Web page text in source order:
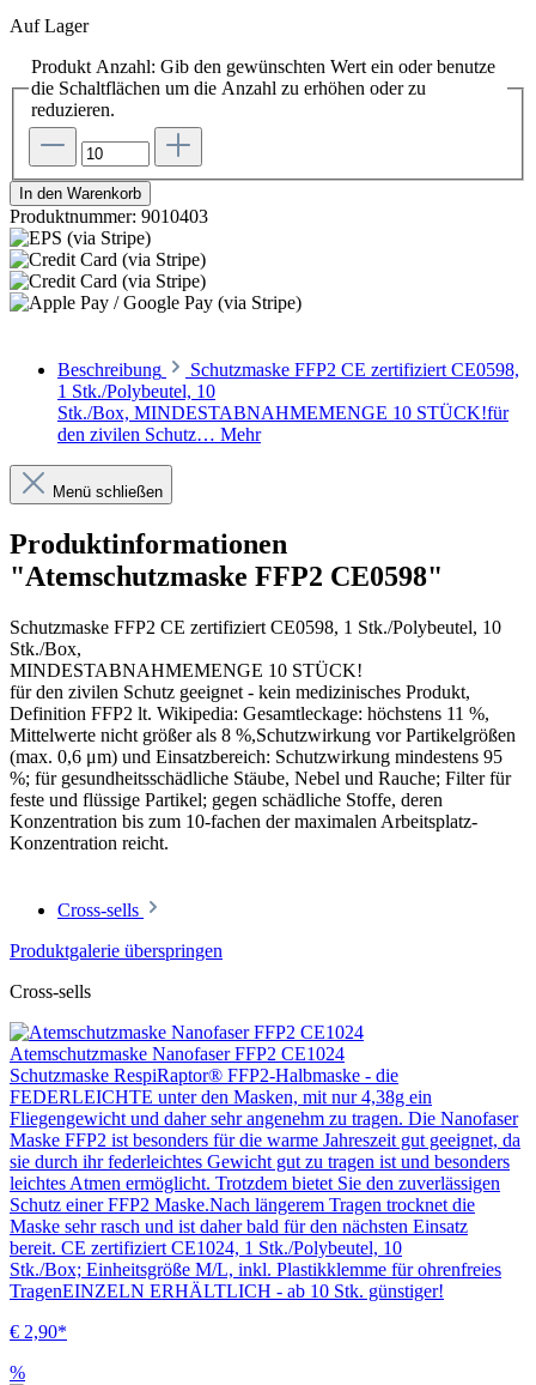
Auf Lager
Produkt Anzahl: Gib den gewünschten Wert ein oder benutze
die Schaltflächen um die Anzahl zu erhöhen oder zu
reduzieren.
In den Warenkorb
Produktnummer: 9010403
Beschreibung
Schutzmaske FFP2 CE zertifiziert CE0598,
1 Stk./Polybeutel, 10
Stk./Box, MINDESTABNAHMEMENGE 10 STÜCK!für
den zivilen Schutz… Mehr
Menü schließen
Produktinformationen
"Atemschutzmaske FFP2 CE0598"
Schutzmaske FFP2 CE zertifiziert CE0598, 1 Stk./Polybeutel, 10
Stk./Box,
MINDESTABNAHMEMENGE 10 STÜCK!
für den zivilen Schutz geeignet - kein medizinisches Produkt,
Definition FFP2 lt. Wikipedia: Gesamtleckage: höchstens 11 %,
Mittelwerte nicht größer als 8 %,Schutzwirkung vor Partikelgrößen
(max. 0,6 μm) und Einsatzbereich: Schutzwirkung mindestens 95
%; für gesundheitsschädliche Stäube, Nebel und Rauche; Filter für
feste und flüssige Partikel; gegen schädliche Stoffe, deren
Konzentration bis zum 10-fachen der maximalen Arbeitsplatz-
Konzentration reicht.
Cross-sells
Produktgalerie überspringen
Cross-sells
Atemschutzmaske Nanofaser FFP2 CE1024
Schutzmaske RespiRaptor® FFP2-Halbmaske - die
FEDERLEICHTE unter den Masken, mit nur 4,38g ein
Fliegengewicht und daher sehr angenehm zu tragen. Die Nanofaser
Maske FFP2 ist besonders für die warme Jahreszeit gut geeignet, da
sie durch ihr federleichtes Gewicht gut zu tragen ist und besonders
leichtes Atmen ermöglicht. Trotzdem bietet Sie den zuverlässigen
Schutz einer FFP2 Maske.Nach längerem Tragen trocknet die
Maske sehr rasch und ist daher bald für den nächsten Einsatz
bereit. CE zertifiziert CE1024, 1 Stk./Polybeutel, 10
Stk./Box; Einheitsgröße M/L, inkl. Plastikklemme für ohrenfreies
TragenEINZELN ERHÄLTLICH - ab 10 Stk. günstiger!
€ 2,90*
%